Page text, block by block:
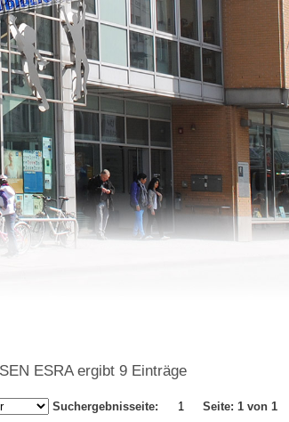
ESRA ergibt 9 Einträge
Suchergebnisseite: 1
Seite: 1 von 1